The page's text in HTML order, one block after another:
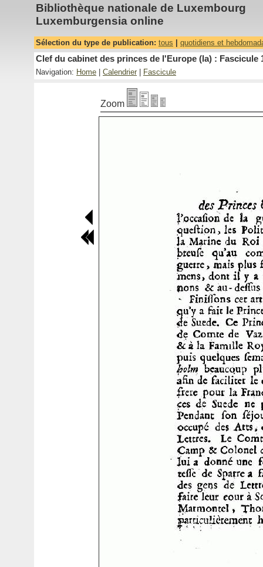
Bibliothèque nationale de Luxembourg
Luxemburgensia online
Sélection du type de publication: tous quotidiens et
Clef du cabinet des princes de l'Europe (la) : Fascicule
Navigation: Home Calendrier Fascicule
Zoom